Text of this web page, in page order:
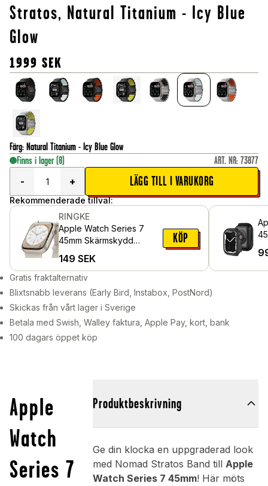
Stratos, Natural Titanium - Icy Blue
Glow
1999 SEK
Färg: Natural Titanium - Icy Blue Glow
Finns i lager (8) ART. NR: 73877
-
+ LÄGG TILL I VARUKORG
Rekommenderade tillval:
RINGKE
Apple Watch Series 7
45mm Skärmskydd
pack)
149 SEK
KÖP
Gratis fraktalternativ
Blixtsnabb leverans (Early Bird, Instabox, PostNord)
Skickas från vårt lager i Sverige
Betala med Swish, Walley faktura, Apple Pay, kort, bank
100 dagars öppet köp
Apple
Watch
Series 7
Produktbeskrivning
Ge din klocka en uppgraderad look
med Nomad Stratos Band till Apple
Watch Series 7 45mm! Här möts